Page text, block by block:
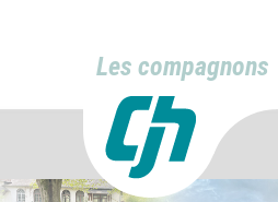
Les compagnons